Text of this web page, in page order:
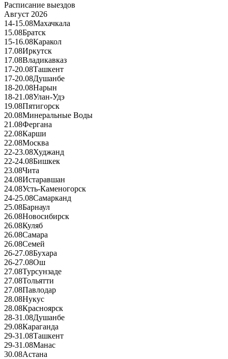
Расписание выездов
Август 2026
14-15.08Махачкала
15.08Братск
15-16.08Каракол
17.08Иркутск
17.08Владикавказ
17-20.08Ташкент
17-20.08Душанбе
18-20.08Нарын
18-21.08Улан-Удэ
19.08Пятигорск
20.08Минеральные Воды
21.08Фергана
22.08Карши
22.08Москва
22-23.08Худжанд
22-24.08Бишкек
23.08Чита
24.08Истаравшан
24.08Усть-Каменогорск
24-25.08Самарканд
25.08Барнаул
26.08Новосибирск
26.08Куляб
26.08Самара
26.08Семей
26-27.08Бухара
26-27.08Ош
27.08Турсунзаде
27.08Тольятти
27.08Павлодар
28.08Нукус
28.08Красноярск
28-31.08Душанбе
29.08Караганда
29-31.08Ташкент
29-31.08Манас
30.08Астана